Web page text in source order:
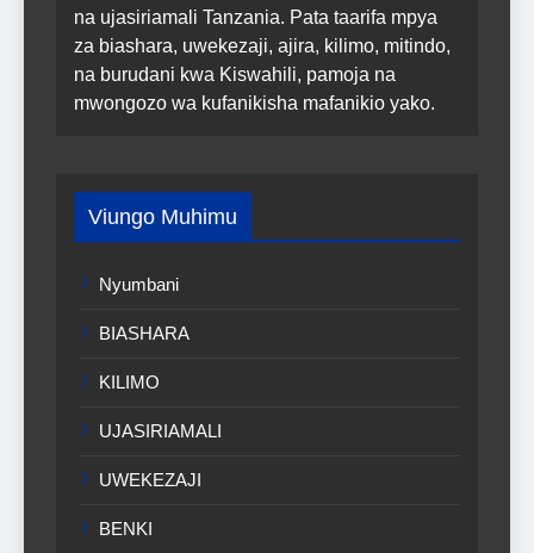
na ujasiriamali Tanzania. Pata taarifa mpya
za biashara, uwekezaji, ajira, kilimo, mitindo,
na burudani kwa Kiswahili, pamoja na
mwongozo wa kufanikisha mafanikio yako.
Viungo Muhimu
Nyumbani
BIASHARA
KILIMO
UJASIRIAMALI
UWEKEZAJI
BENKI